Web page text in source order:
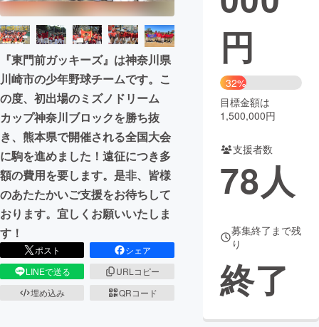
ビジネス・起業
まちづくり・地域活性化
CAMPFIRE for Social Good
CAMPFIRE Creation
CAMPFIREふるさと納税
コミュニティ
『東門前ガッキーズ』は神奈川県
川崎市の少年野球チームです。こ
の度、初出場のミズノドリーム
カップ神奈川ブロックを勝ち抜
き、熊本県で開催される全国大会
に駒を進めました！遠征につき多
額の費用を要します。是非、皆様
のあたたかいご支援をお待ちして
おります。宜しくお願いいたしま
す！
ポスト
シェア
LINEで送る
URLコピー
埋め込み
QRコード
円
32%
目標金額は
1,500,000円
支援者数
78人
募集終了まで残
り
終了